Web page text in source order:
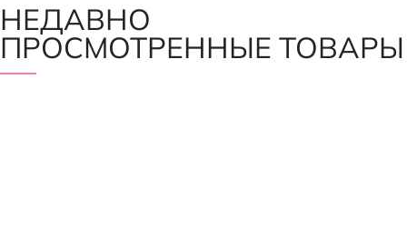
НЕДАВНО
ПРОСМОТРЕННЫЕ ТОВАРЫ